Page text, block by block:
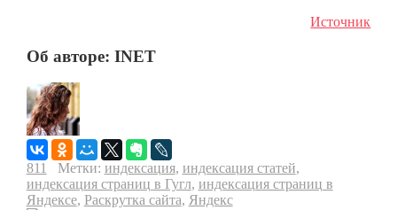
Источник
Об авторе: INET
811 Метки: индексация, индексация статей,
индексация страниц в Гугл, индексация страниц в
Яндексе, Раскрутка сайта, Яндекс